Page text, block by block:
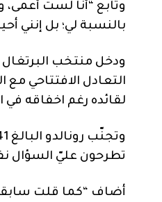
وتابع “أنا لست أعمى،
بالنسبة لي؛ بل إنني
ودخل منتخب
التعادل الافتتاحي
لقائده رغم اخفاقه في التسجيل في آخر 10 مباريات خاضها في
تطرحون عليّ السؤال
أضاف “كما قلت